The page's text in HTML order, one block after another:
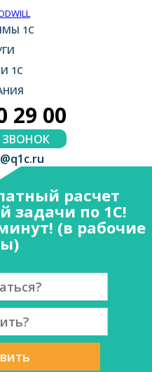
1С
1С
29 00
ЗВОНОК
расчет
задачи по 1С!
(в рабочие